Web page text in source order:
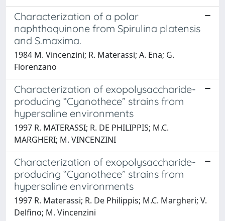
Characterization of a polar
naphthoquinone from Spirulina platensis
and S.maxima.
1984 M. Vincenzini; R. Materassi; A. Ena; G.
Florenzano
Characterization of exopolysaccharide-
producing “Cyanothece” strains from
hypersaline environments
1997 R. MATERASSI; R. DE PHILIPPIS; M.C.
MARGHERI; M. VINCENZINI
Characterization of exopolysaccharide-
producing “Cyanothece” strains from
hypersaline environments
1997 R. Materassi; R. De Philippis; M.C. Margheri; V.
Delfino; M. Vincenzini